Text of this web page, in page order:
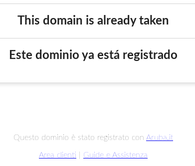
This domain is already taken
Este dominio ya está registrado
Questo dominio è stato registrato con Aruba.it
Area clienti Guide e Assistenza